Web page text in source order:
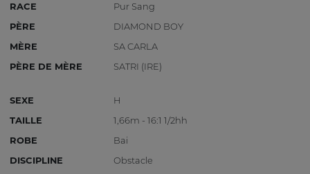
RACE
Pur Sang
PÈRE
DIAMOND BOY
MÈRE
SA CARLA
PÈRE DE MÈRE
SATRI (IRE)
SEXE
H
TAILLE
1,66m - 16:1 1/2hh
ROBE
Bai
DISCIPLINE
Obstacle